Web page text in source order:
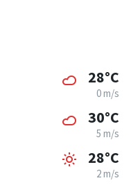
28°C
0 m/s
30°C
5 m/s
28°C
2 m/s